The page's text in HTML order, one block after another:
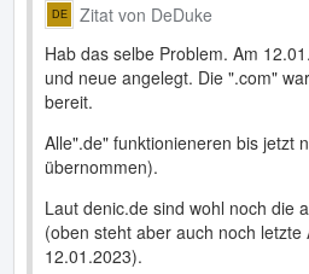
Zitat von DeDuke
Hab das selbe Problem. Am
und neue angelegt. Die ".com"
bereit.
Alle".de" funktionieneren bis jetzt
übernommen).
Laut denic.de sind wohl noch die
(oben steht aber auch noch letzte
12.01.2023).